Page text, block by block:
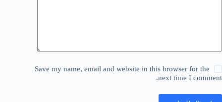
Save my name, email and website in this browser for the
next time I comment.